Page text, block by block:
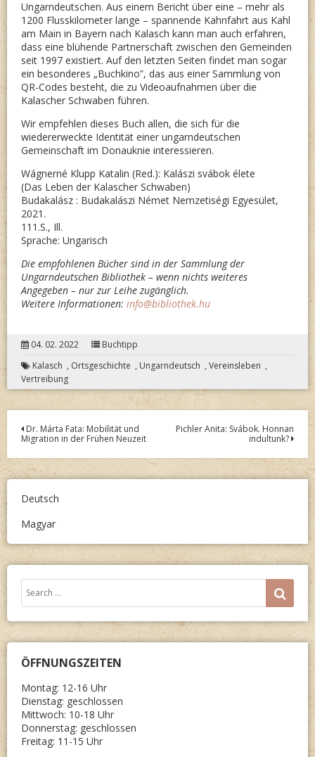
Ungarndeutschen. Aus einem Bericht über eine – mehr als
1200 Flusskilometer lange – spannende Kahnfahrt aus Kahl
am Main in Bayern nach Kalasch kann man auch erfahren,
dass eine blühende Partnerschaft zwischen den Gemeinden
seit 1997 existiert. Auf den letzten Seiten findet man sogar
ein besonderes „Buchkino”, das aus einer Sammlung von
QR-Codes besteht, die zu Videoaufnahmen über die
Kalascher Schwaben führen.
Wir empfehlen dieses Buch allen, die sich für die
wiedererweckte Identität einer ungarndeutschen
Gemeinschaft im Donauknie interessieren.
Wágnerné Klupp Katalin (Red.): Kalászi svábok élete
(Das Leben der Kalascher Schwaben)
Budakalász : Budakalászi Német Nemzetiségi Egyesület,
2021.
111.S., Ill.
Sprache: Ungarisch
Die empfohlenen Bücher sind in der Sammlung der
Ungarndeutschen Bibliothek – wenn nichts weiteres
Angegeben – nur zur Leihe zugänglich.
Weitere Informationen: info@bibliothek.hu
04. 02. 2022
Buchtipp
Kalasch , Ortsgeschichte , Ungarndeutsch , Vereinsleben ,
Vertreibung
Post
navigation
Dr. Márta Fata: Mobilität und
Migration in der Frühen Neuzeit
Pichler Anita: Svábok. Honnan
indultunk?
Deutsch
Magyar
Search
for:
ÖFFNUNGSZEITEN
Montag: 12-16 Uhr
Dienstag: geschlossen
Mittwoch: 10-18 Uhr
Donnerstag: geschlossen
Freitag: 11-15 Uhr